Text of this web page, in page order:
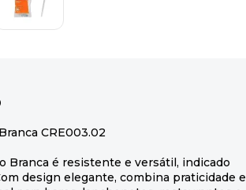
CRE003.02
Branca é resistente e versátil, indicado
design elegante, combina praticidade e